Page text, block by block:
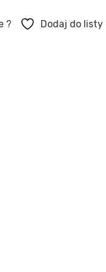
? Dodaj do listy